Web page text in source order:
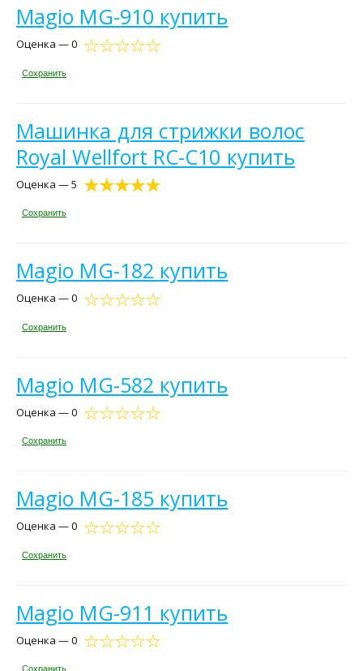
Magio MG-910 купить
Оценка — 0
Сохранить
Машинка для стрижки волос
Royal Wellfort RC-C10 купить
Оценка — 5
Сохранить
Magio MG-182 купить
Оценка — 0
Сохранить
Magio MG-582 купить
Оценка — 0
Сохранить
Magio MG-185 купить
Оценка — 0
Сохранить
Magio MG-911 купить
Оценка — 0
Сохранить